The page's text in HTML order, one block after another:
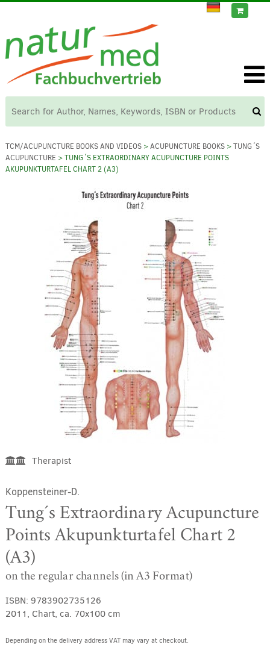
TCM/ACUPUNCTURE BOOKS AND VIDEOS>ACUPUNCTURE BOOKS>TUNG´S
ACUPUNCTURE > TUNG´S EXTRAORDINARY ACUPUNCTURE POINTS
AKUPUNKTURTAFEL CHART 2 (A3)
Therapist
Koppensteiner-D.
Tung´s Extraordinary Acupuncture
Points Akupunkturtafel Chart 2
(A3)
on the regular channels (in A3 Format)
ISBN: 9783902735126
2011, Chart, ca. 70x100 cm
Depending on the delivery address VAT may vary at checkout.